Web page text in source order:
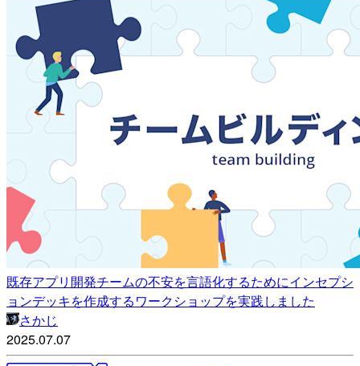
既存アプリ開発チームの不安を言語化するためにインセプシ
ョンデッキを作成するワークショップを実践しました
さかじ
2025.07.07